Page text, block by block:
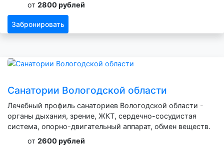
от 2800 рублей
Забронировать
Санатории Вологодской области
Лечебный профиль санаториев Вологодской области -
органы дыхания, зрение, ЖКТ, сердечно-сосудистая
система, опорно-двигательный аппарат, обмен веществ.
от 2600 рублей